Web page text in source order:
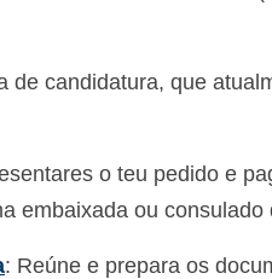
de candidatura, que
o teu pedido e
embaixada ou consulado
: Reúne e prepara os